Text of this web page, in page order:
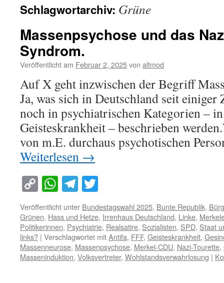
Schlagwortarchiv: Grüne
Massenpsychose und das
Syndrom.
Veröffentlicht am Februar 2, 2025von altmod
Auf X geht inzwischen der Begriff
Ja, was sich in Deutschland seit
noch in psychiatrischen Kategorien –
Geisteskrankheit – beschrieben
von m.E. durchaus psychotischen
Weiterlesen →
Copy
Link
WhatsApp
Telegram
Veröffentlicht unter Bundestagswahl 2025, Bunte Republik,
Grünen, Hass und Hetze, Irrenhaus Deutschland, Linke,
Politikerinnen, Psychiatrie, Realsatire, Sozialisten, SPD, Staat
links? | Verschlagwortet mitAntifa, FFF, Geisteskrankheit,
Massenneurose, Massenpsychose, Merkel-CDU, Nazi-Tourette,
Masseninduktion, Volksvertreter, Wohlstandsverwahrlosung |